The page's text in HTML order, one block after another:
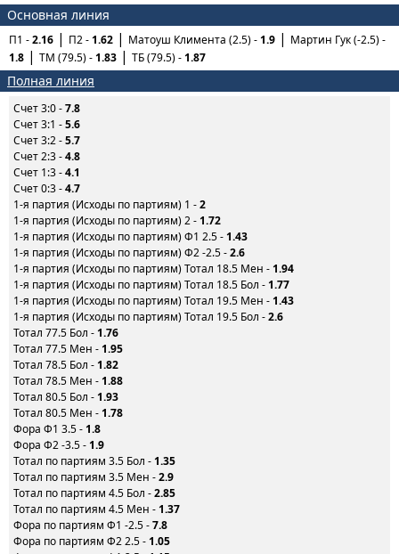
Основная линия
П1 -2.16 П2 -1.62 Матоуш Климента (2.5) -1.9
Мартин Гук (-2.5) -
1.8
ТМ (79.5) -1.83 ТБ (79.5) -1.87
Полная линия
Счет 3:0 -7.8
Счет 3:1 -5.6
Счет 3:2 -5.7
Счет 2:3 -4.8
Счет 1:3 -4.1
Счет 0:3 -4.7
1-я партия (Исходы по партиям) 1 -2
1-я партия (Исходы по партиям) 2 - 1.72
1-я партия (Исходы по партиям) Ф1 2.5 - 1.43
1-я партия (Исходы по партиям) Ф2 -2.5 -2.6
1-я партия (Исходы по партиям) Тотал 18.5 Мен - 1.94
1-я партия (Исходы по партиям) Тотал 18.5 Бол - 1.77
1-я партия (Исходы по партиям) Тотал 19.5 Мен - 1.43
1-я партия (Исходы по партиям) Тотал 19.5 Бол -2.6
Тотал 77.5 Бол - 1.76
Тотал 77.5 Мен - 1.95
Тотал 78.5 Бол - 1.82
Тотал 78.5 Мен - 1.88
Тотал 80.5 Бол - 1.93
Тотал 80.5 Мен - 1.78
Фора Ф1 3.5 - 1.8
Фора Ф2 -3.5 - 1.9
Тотал по партиям 3.5 Бол - 1.35
Тотал по партиям 3.5 Мен -2.9
Тотал по партиям 4.5 Бол -2.85
Тотал по партиям 4.5 Мен - 1.37
Фора по партиям Ф1 -2.5 -7.8
Фора по партиям Ф2 2.5 - 1.05